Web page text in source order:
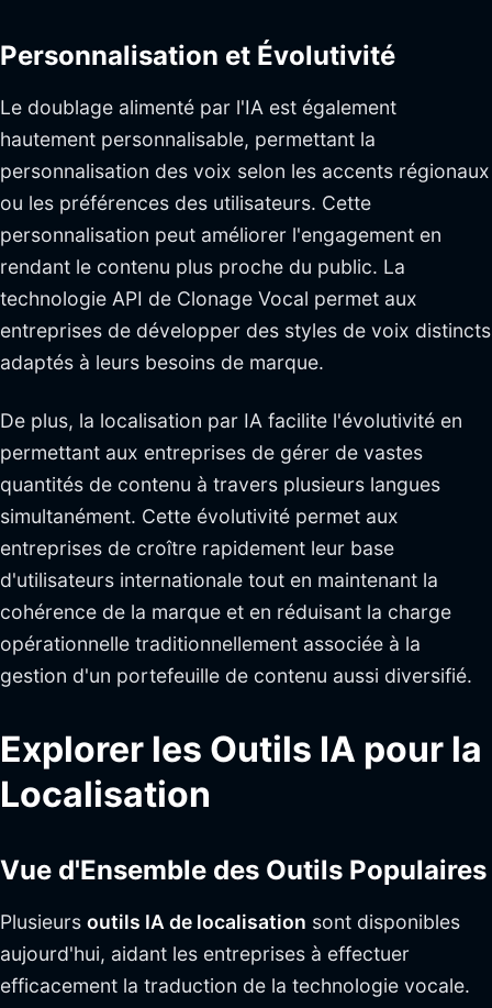
Personnalisation et Évolutivité
Le doublage alimenté par l'IA est également
hautement personnalisable, permettant la
personnalisation des voix selon les accents régionaux
ou les préférences des utilisateurs. Cette
personnalisation peut améliorer l'engagement en
rendant le contenu plus proche du public. La
technologie API de Clonage Vocal permet aux
entreprises de développer des styles de voix distincts
adaptés à leurs besoins de marque.
De plus, la localisation par IA facilite l'évolutivité en
permettant aux entreprises de gérer de vastes
quantités de contenu à travers plusieurs langues
simultanément. Cette évolutivité permet aux
entreprises de croître rapidement leur base
d'utilisateurs internationale tout en maintenant la
cohérence de la marque et en réduisant la charge
opérationnelle traditionnellement associée à la
gestion d'un portefeuille de contenu aussi diversifié.
Explorer les Outils IA pour la
Localisation
Vue d'Ensemble des Outils Populaires
Plusieurs outils IA de localisation sont disponibles
aujourd'hui, aidant les entreprises à effectuer
efficacement la traduction de la technologie vocale.